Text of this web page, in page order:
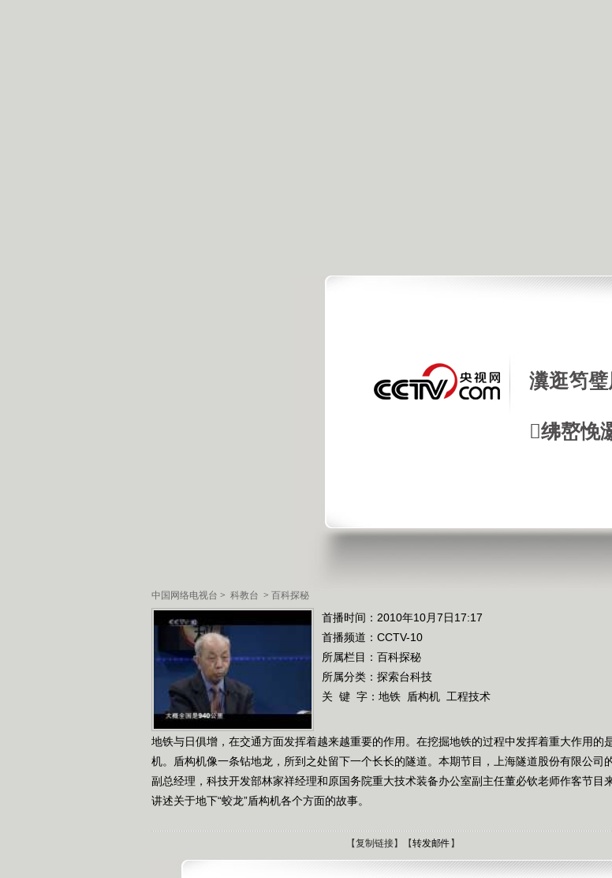
瀵逛笉
绋嶅悗
中国网络电视台 > 科教台 > 百科探秘
首播时间：2010年10月7日17:17
首播频道： CCTV-10
所属栏目： 百科探秘
所属分类：探索台科技
关 键 字： 地铁 盾构机 工程技术
地铁与日俱增，在交通方面发挥着越来越重要的作用。在挖掘地铁的过程中发挥着重大作用的
机。盾构机像一条钻地龙，所到之处留下一个长长的隧道。本期节目，上海隧道股份有限公司
副总经理，科技开发部林家祥经理和原国务院重大技术装备办公室副主任董必钦老师作客节目
讲述关于地下“蛟龙”盾构机各个方面的故事。
【复制链接】【转发邮件 】